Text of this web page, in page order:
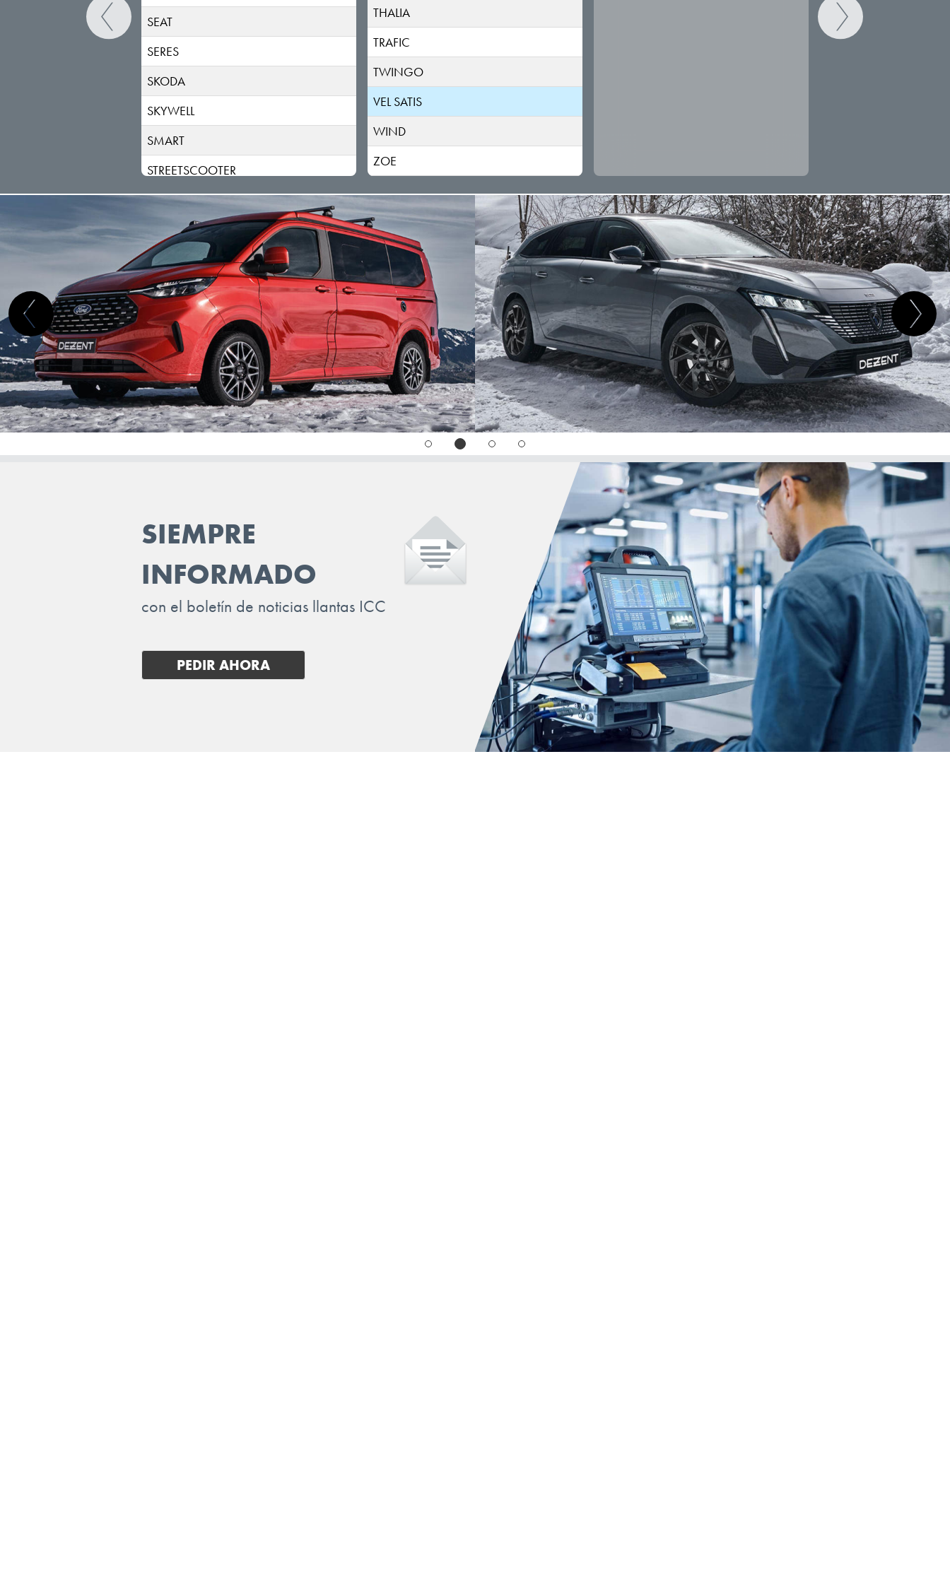
SEAT
SERES
SKODA
SKYWELL
SMART
STREETSCOOTER
SUBARU
SUZUKI
TESLA
TOGG
TOYOTA
TRAILER
VINFAST
VOLKSWAGEN
VOLVO
ZEEKR
THALIA
TRAFIC
TWINGO
VEL SATIS
WIND
ZOE
SIEMPRE
INFORMADO
con el boletín de noticias llantas ICC
PEDIR AHORA